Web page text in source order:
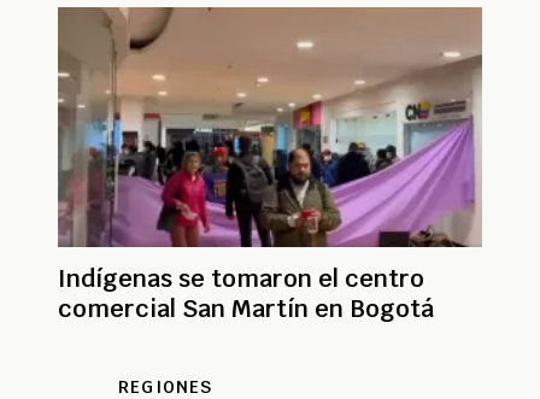
Indígenas se tomaron el centro
comercial San Martín en Bogotá
REGIONES